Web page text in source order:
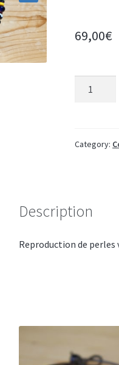
69,00€
Category:
Description
Reproduction de perles